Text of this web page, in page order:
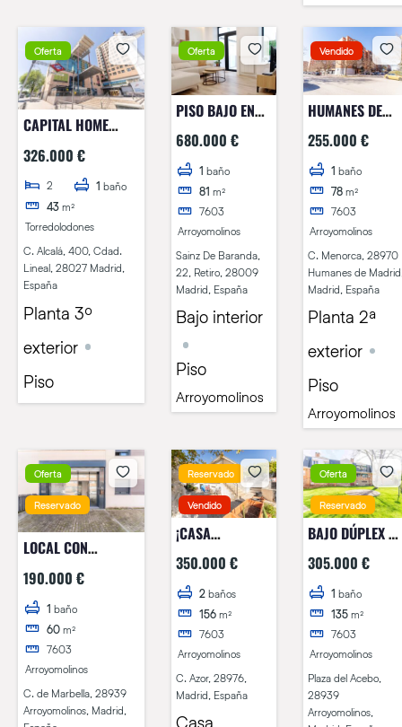
Oferta
CAPITAL HOME
VENDE EN
EXCLUSIVA
ESTUPENDO PISO EN
LA CALLE ALCALÁ
326.000 €
2 1 baño
43 m²
Torredolodones
C. Alcalá, 400, Cdad.
Lineal, 28027 Madrid,
España
Planta 3º
exterior
Piso
Oferta
PISO BAJO EN
MADRID!!
680.000 €
1 baño
81 m²
7603
Arroyomolinos
Sainz De Baranda,
22, Retiro, 28009
Madrid, España
Bajo interior
Piso
Arroyomolinos
Vendido
HUMANES DE
MADRID.
MAGNIFICO
PISO!!
255.000 €
1 baño
78 m²
7603
Arroyomolinos
C. Menorca, 28970
Humanes de
Madrid, España
Planta 2ª
exterior
Piso
Arroyomolinos
Oferta
Reservado
LOCAL CON
OFICINA!!
190.000 €
1 baño
60 m²
7603
Arroyomolinos
C. de Marbella, 28939
Arroyomolinos, Madrid,
Reservado
Vendido
¡CASA
INDEPENDIENTE
EN
URBANIZACIÓN
COTORREDONDO!
350.000 €
2 baños
156 m²
7603
Arroyomolinos
C. Azor, 28976,
Madrid, España
Casa
Oferta
Reservado
BAJO DÚPLEX EN
PLAZA ACEBO!
305.000 €
1 baño
135 m²
7603
Arroyomolinos
Plaza del Acebo,
28939
Arroyomolinos,